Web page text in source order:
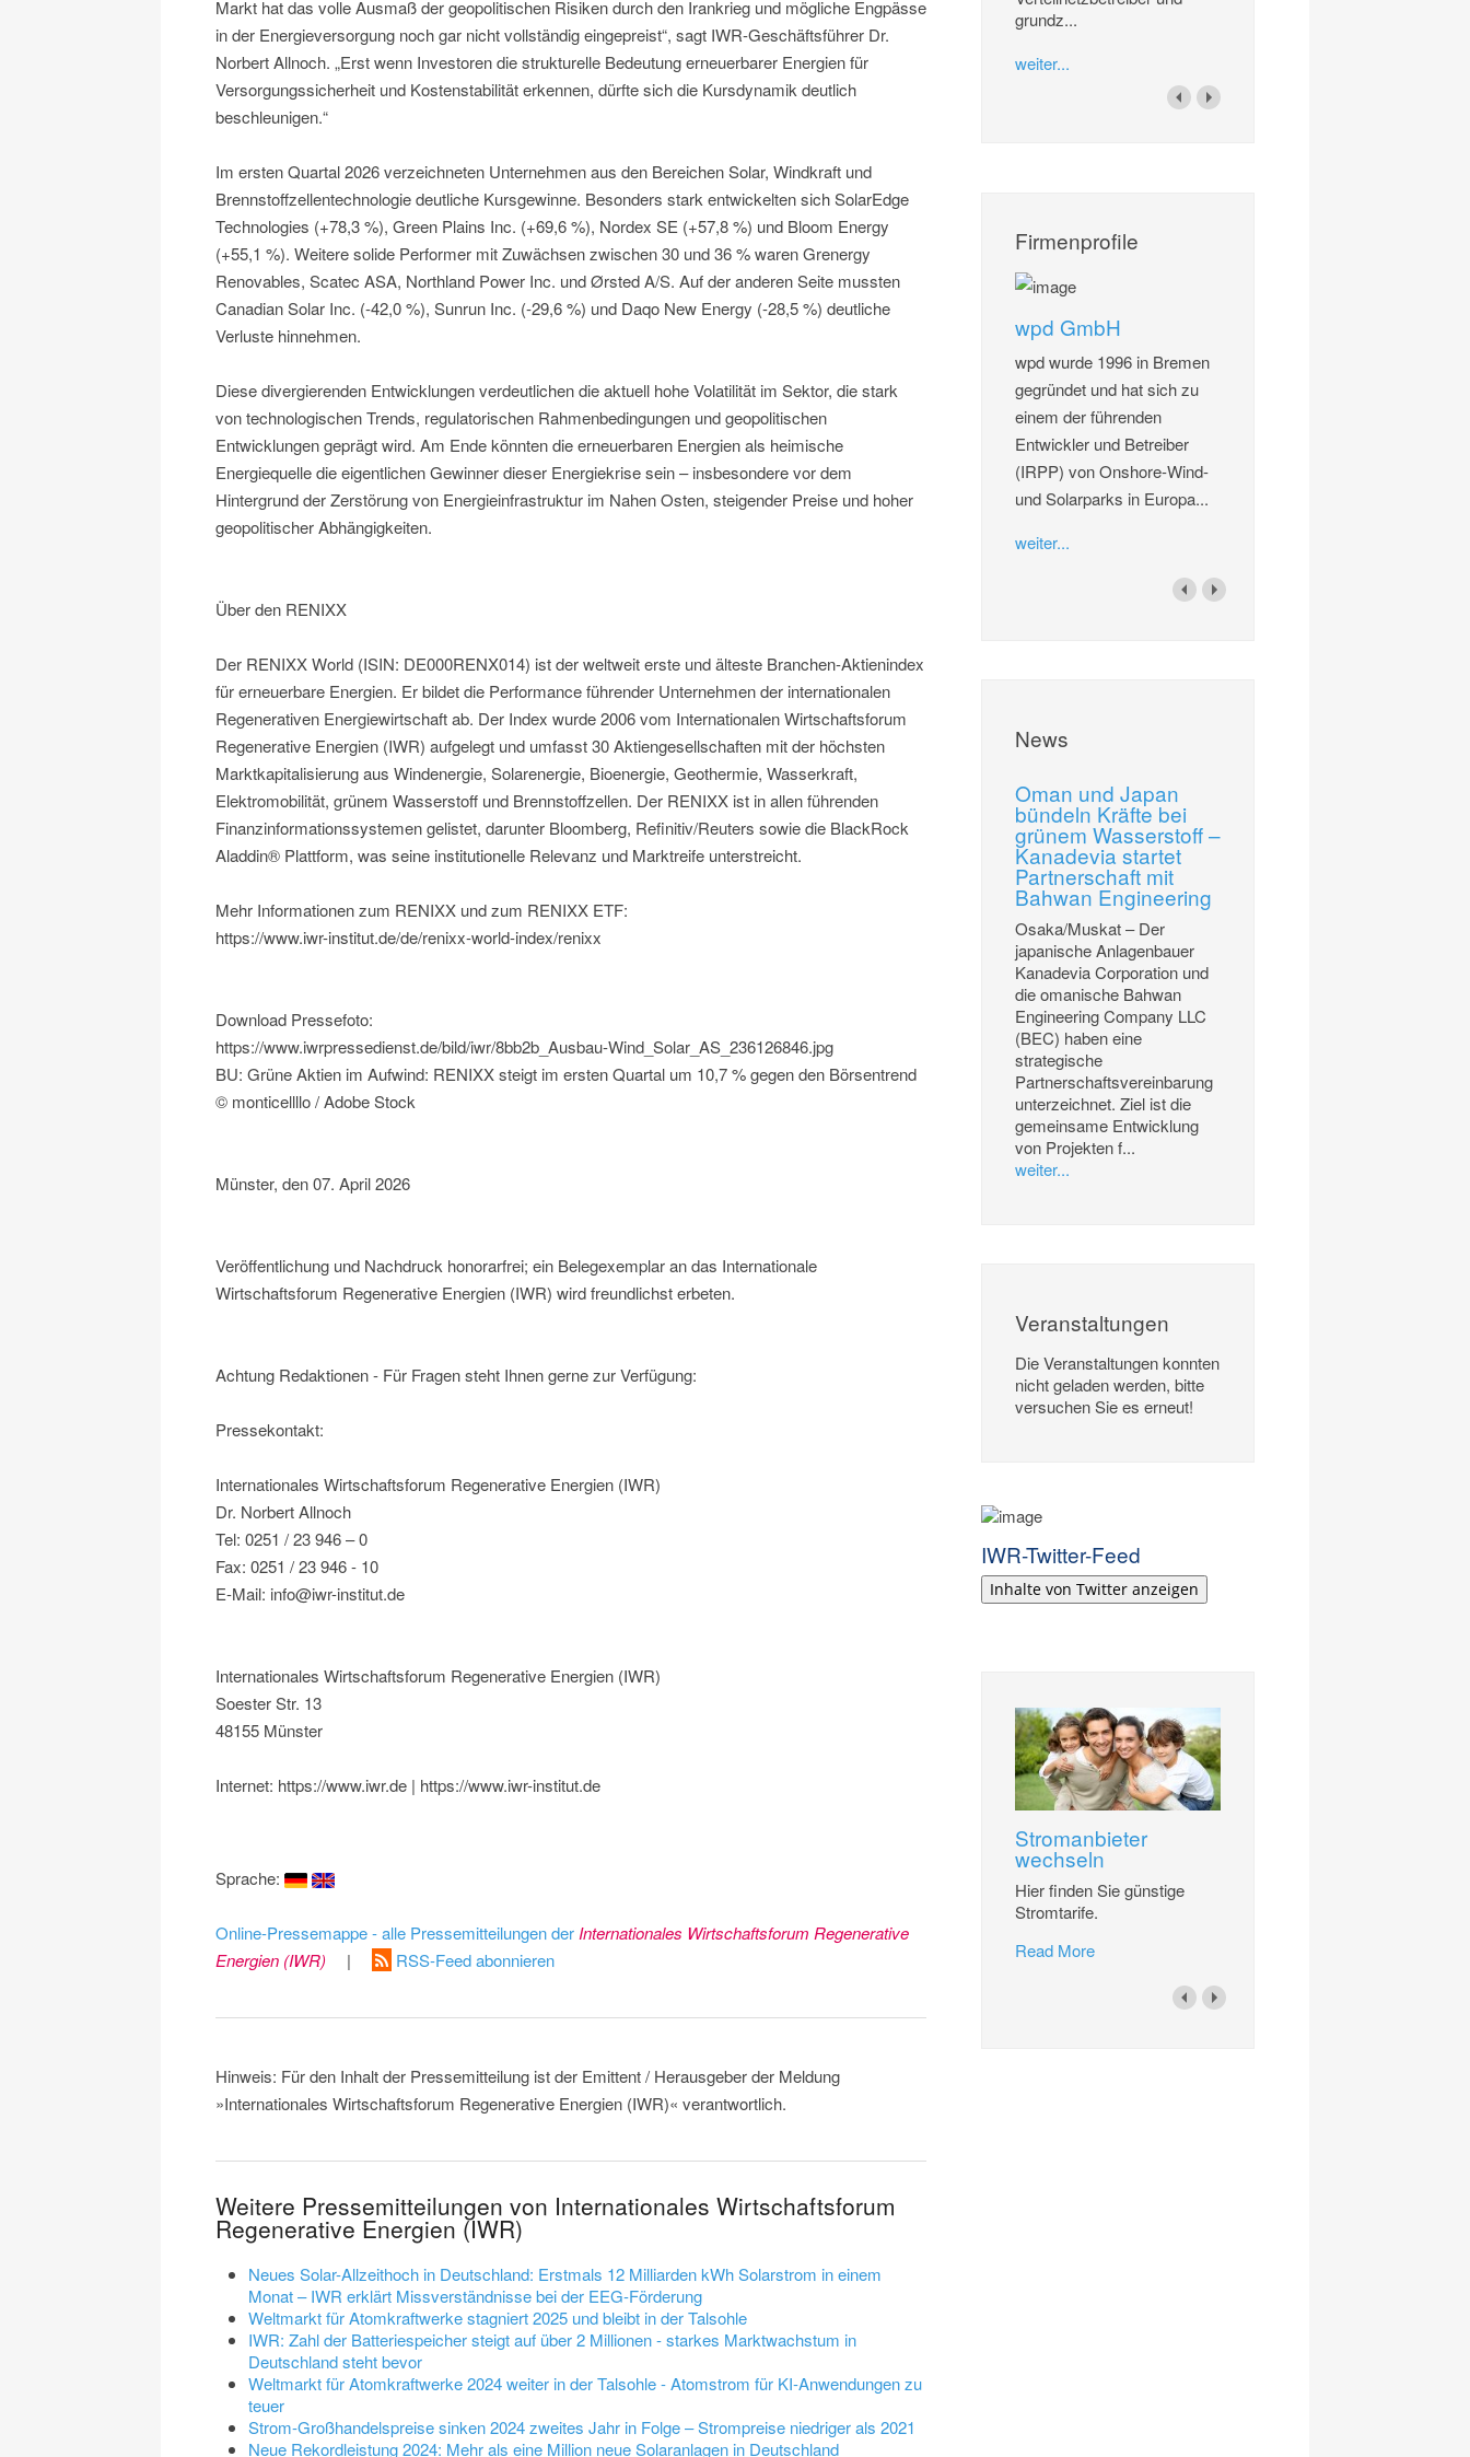
Markt hat das volle Ausmaß der geopolitischen Risiken durch den Irankrieg und mögliche Engpässe
in der Energieversorgung noch gar nicht vollständig eingepreist“, sagt IWR-Geschäftsführer Dr.
Norbert Allnoch. „Erst wenn Investoren die strukturelle Bedeutung erneuerbarer Energien für
Versorgungssicherheit und Kostenstabilität erkennen, dürfte sich die Kursdynamik deutlich
beschleunigen.“
Im ersten Quartal 2026 verzeichneten Unternehmen aus den Bereichen Solar, Windkraft und
Brennstoffzellentechnologie deutliche Kursgewinne. Besonders stark entwickelten sich SolarEdge
Technologies (+78,3 %), Green Plains Inc. (+69,6 %), Nordex SE (+57,8 %) und Bloom Energy
(+55,1 %). Weitere solide Performer mit Zuwächsen zwischen 30 und 36 % waren Grenergy
Renovables, Scatec ASA, Northland Power Inc. und Ørsted A/S. Auf der anderen Seite mussten
Canadian Solar Inc. (-42,0 %), Sunrun Inc. (-29,6 %) und Daqo New Energy (-28,5 %) deutliche
Verluste hinnehmen.
Diese divergierenden Entwicklungen verdeutlichen die aktuell hohe Volatilität im Sektor, die stark
von technologischen Trends, regulatorischen Rahmenbedingungen und geopolitischen
Entwicklungen geprägt wird. Am Ende könnten die erneuerbaren Energien als heimische
Energiequelle die eigentlichen Gewinner dieser Energiekrise sein – insbesondere vor dem
Hintergrund der Zerstörung von Energieinfrastruktur im Nahen Osten, steigender Preise und hoher
geopolitischer Abhängigkeiten.
Über den RENIXX
Der RENIXX World (ISIN: DE000RENX014) ist der weltweit erste und älteste Branchen-Aktienindex
für erneuerbare Energien. Er bildet die Performance führender Unternehmen der internationalen
Regenerativen Energiewirtschaft ab. Der Index wurde 2006 vom Internationalen Wirtschaftsforum
Regenerative Energien (IWR) aufgelegt und umfasst 30 Aktiengesellschaften mit der höchsten
Marktkapitalisierung aus Windenergie, Solarenergie, Bioenergie, Geothermie, Wasserkraft,
Elektromobilität, grünem Wasserstoff und Brennstoffzellen. Der RENIXX ist in allen führenden
Finanzinformationssystemen gelistet, darunter Bloomberg, Refinitiv/Reuters sowie die BlackRock
Aladdin® Plattform, was seine institutionelle Relevanz und Marktreife unterstreicht.
Mehr Informationen zum RENIXX und zum RENIXX ETF:
https://www.iwr-institut.de/de/renixx-world-index/renixx
Download Pressefoto:
https://www.iwrpressedienst.de/bild/iwr/8bb2b_Ausbau-Wind_Solar_AS_236126846.jpg
BU: Grüne Aktien im Aufwind: RENIXX steigt im ersten Quartal um 10,7 % gegen den Börsentrend
© monticellllo / Adobe Stock
Münster, den 07. April 2026
Veröffentlichung und Nachdruck honorarfrei; ein Belegexemplar an das Internationale
Wirtschaftsforum Regenerative Energien (IWR) wird freundlichst erbeten.
Achtung Redaktionen - Für Fragen steht Ihnen gerne zur Verfügung:
Pressekontakt:
Internationales Wirtschaftsforum Regenerative Energien (IWR)
Dr. Norbert Allnoch
Tel: 0251 / 23 946 – 0
Fax: 0251 / 23 946 - 10
E-Mail: info@iwr-institut.de
Internationales Wirtschaftsforum Regenerative Energien (IWR)
Soester Str. 13
48155 Münster
Internet: https://www.iwr.de | https://www.iwr-institut.de
Sprache:
Online-Pressemappe - alle Pressemitteilungen der Internationales Wirtschaftsforum Regenerative
Energien (IWR)
| RSS-Feed abonnieren
Hinweis: Für den Inhalt der Pressemitteilung ist der Emittent / Herausgeber der Meldung
»Internationales Wirtschaftsforum Regenerative Energien (IWR)« verantwortlich.
Weitere Pressemitteilungen von Internationales Wirtschaftsforum
Regenerative Energien (IWR)
Neues Solar-Allzeithoch in Deutschland: Erstmals 12 Milliarden kWh Solarstrom in einem
Monat – IWR erklärt Missverständnisse bei der EEG-Förderung
Weltmarkt für Atomkraftwerke stagniert 2025 und bleibt in der Talsohle
IWR: Zahl der Batteriespeicher steigt auf über 2 Millionen - starkes Marktwachstum in
Deutschland steht bevor
Weltmarkt für Atomkraftwerke 2024 weiter in der Talsohle - Atomstrom für KI-Anwendungen zu
teuer
Strom-Großhandelspreise sinken 2024 zweites Jahr in Folge – Strompreise niedriger als 2021
Neue Rekordleistung 2024: Mehr als eine Million neue Solaranlagen in Deutschland
grundz...
weiter...
Firmenprofile
wpd GmbH
wpd wurde 1996 in Bremen
gegründet und hat sich zu
einem der führenden
Entwickler und Betreiber
(IRPP) von Onshore-Wind-
und Solarparks in Europa...
weiter...
News
Oman und Japan
bündeln Kräfte bei
grünem Wasserstoff –
Kanadevia startet
Partnerschaft mit
Bahwan Engineering
Osaka/Muskat – Der
japanische Anlagenbauer
Kanadevia Corporation und
die omanische Bahwan
Engineering Company LLC
(BEC) haben eine
strategische
Partnerschaftsvereinbarung
unterzeichnet. Ziel ist die
gemeinsame Entwicklung
von Projekten f...
weiter...
Veranstaltungen
Die Veranstaltungen konnten
nicht geladen werden, bitte
versuchen Sie es erneut!
IWR-Twitter-Feed
Inhalte von Twitter anzeigen
Stromanbieter
wechseln
Hier finden Sie günstige
Stromtarife.
Read More